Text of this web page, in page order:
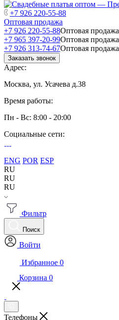
+7 926 220-55-88
Оптовая продажа
+7 926 220-55-88Оптовая продажа
+7 965 397-20-99Оптовая продажа
+7 926 313-74-67Оптовая продажа
Заказать звонок
Адрес:
Москва, ул. Усачева д.38
Время работы:
Пн - Вс: 8:00 - 20:00
Социальные сети:
ENG POR ESP
RU
RU
RU
Фильтр
Поиск
Войти
Избранное 0
Корзина 0
Телефоны